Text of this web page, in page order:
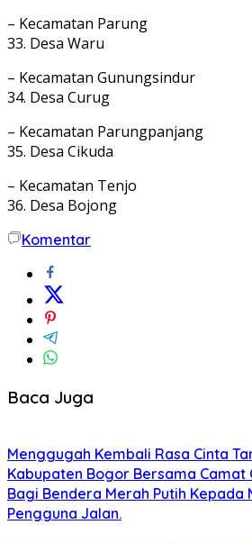
– Kecamatan Parung
33. Desa Waru
– Kecamatan Gunungsindur
34. Desa Curug
– Kecamatan Parungpanjang
35. Desa Cikuda
– Kecamatan Tenjo
36. Desa Bojong
Komentar
Baca Juga
Menggugah Kembali Rasa Cinta
Kabupaten Bogor Bersama Camat
Bagi Bendera Merah Putih Kepada
Pengguna Jalan.